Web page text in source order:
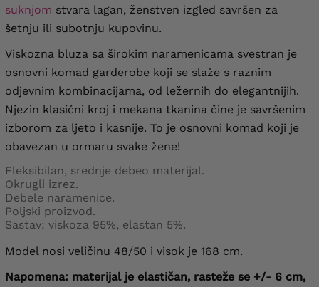
suknjom stvara lagan, ženstven izgled savršen za
šetnju ili subotnju kupovinu.
Viskozna bluza sa širokim naramenicama svestran je
osnovni komad garderobe koji se slaže s raznim
odjevnim kombinacijama, od ležernih do elegantnijih.
Njezin klasični kroj i mekana tkanina čine je savršenim
izborom za ljeto i kasnije. To je osnovni komad koji je
obavezan u ormaru svake žene!
Fleksibilan, srednje debeo materijal.
Okrugli izrez.
Debele naramenice.
Poljski proizvod.
Sastav: viskoza 95%, elastan 5%.
Model nosi veličinu 48/50 i visok je 168 cm.
Napomena: materijal je elastičan, rasteže se +/- 6 cm,